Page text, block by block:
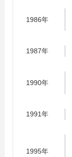
1986年
1987年
1990年
1991年
1995年